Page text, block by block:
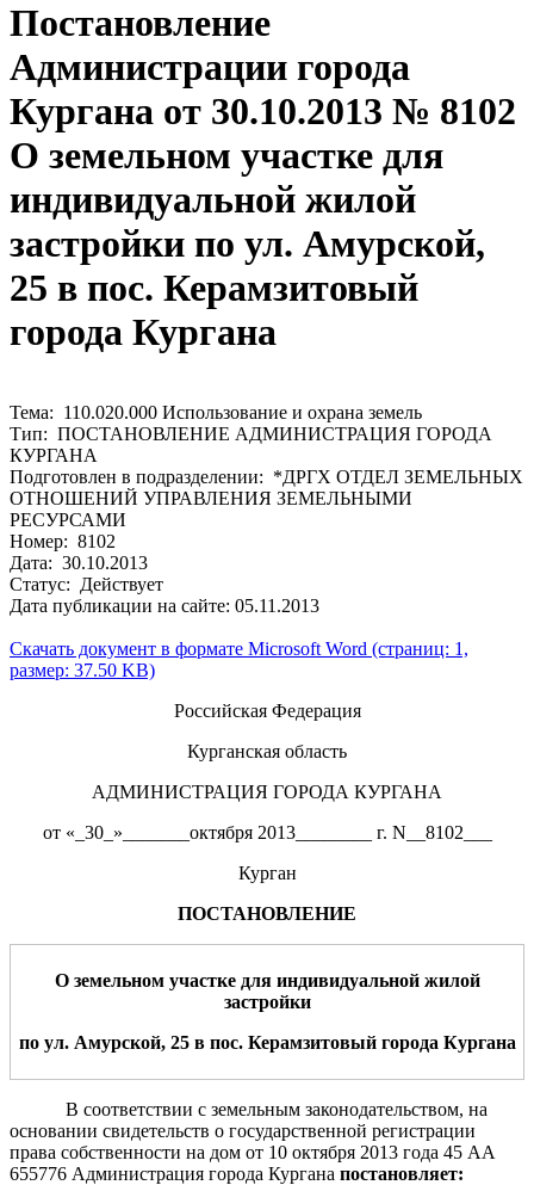
Постановление
Администрации города
Кургана от 30.10.2013 № 8102
О земельном участке для
индивидуальной жилой
застройки по ул. Амурской,
25 в пос. Керамзитовый
города Кургана
Тема: 110.020.000 Использование и охрана земель
Тип: ПОСТАНОВЛЕНИЕ АДМИНИСТРАЦИЯ ГОРОДА
КУРГАНА
Подготовлен в подразделении: *ДРГХ ОТДЕЛ ЗЕМЕЛЬНЫХ
ОТНОШЕНИЙ УПРАВЛЕНИЯ ЗЕМЕЛЬНЫМИ
РЕСУРСАМИ
Номер: 8102
Дата: 30.10.2013
Статус: Действует
Дата публикации на сайте: 05.11.2013
Скачать документ в формате Microsoft Word (страниц: 1,
размер: 37.50 KB)
Российская Федерация
Курганская область
АДМИНИСТРАЦИЯ ГОРОДА КУРГАНА
от «_30_»_______октября 2013________ г. N__8102___
Курган
ПОСТАНОВЛЕНИЕ
О земельном участке для индивидуальной жилой
застройки
по ул. Амурской, 25 в пос. Керамзитовый города Кургана
В соответствии с земельным законодательством, на
основании свидетельств о государственной регистрации
права собственности на дом от 10 октября 2013 года 45 АА
655776 Администрация города Кургана постановляет: